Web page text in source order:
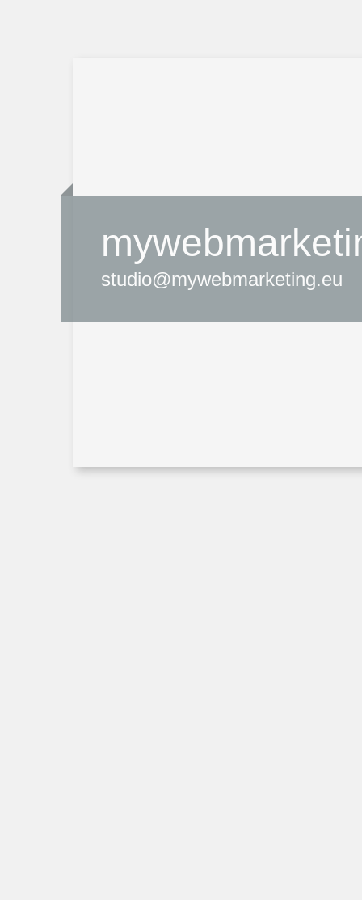
studio@mywebmarketing.eu